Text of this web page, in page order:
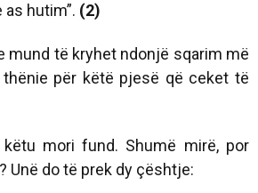
hutim”. (2)
mund të kryhet ndonjë sqarim më
për këtë pjesë që ceket të
mori fund. Shumë mirë, por
Unë do të prek dy çështje: